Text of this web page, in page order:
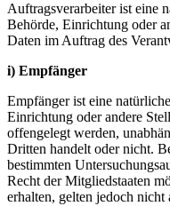
Auftragsverarbeiter ist eine
Behörde, Einrichtung oder
Daten im Auftrag des
i) Empfänger
Empfänger ist eine
Einrichtung oder andere
offengelegt werden,
Dritten handelt oder nicht.
bestimmten
Recht der Mitgliedstaaten
erhalten, gelten jedoch nicht